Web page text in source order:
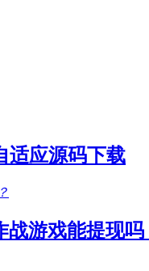
适应源码下载
游戏能提现吗